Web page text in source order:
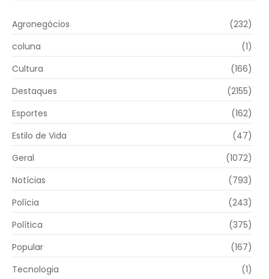
Agronegócios
(232)
coluna
(1)
Cultura
(166)
Destaques
(2155)
Esportes
(162)
Estilo de Vida
(47)
Geral
(1072)
Notícias
(793)
Polícia
(243)
Política
(375)
Popular
(167)
Tecnologia
(1)